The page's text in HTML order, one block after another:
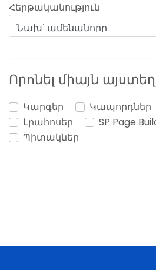
Հերթականություն
Որոնել միայն
Կարգեր Կապորդներ
Լրահոսեր
SP Page
Պիտակներ